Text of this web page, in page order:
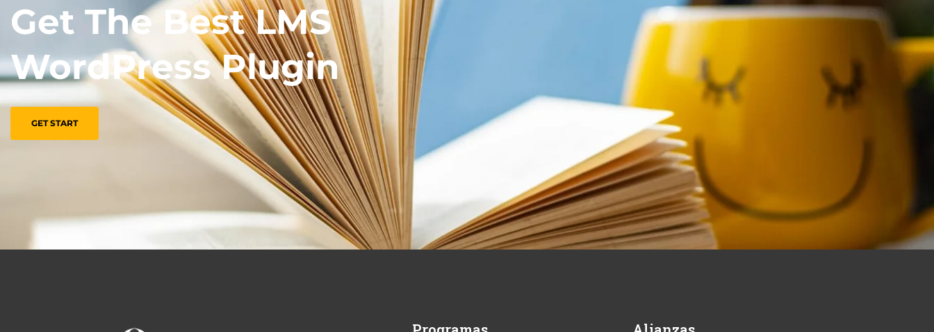
Get The Best LMS
WordPress Plugin
GET START